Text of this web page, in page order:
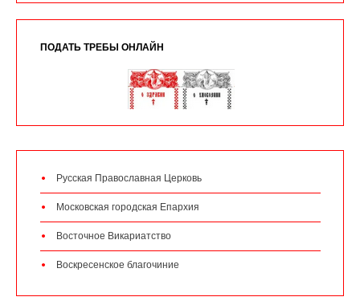
ПОДАТЬ ТРЕБЫ ОНЛАЙН
Русская Православная Церковь
Московская городская Епархия
Восточное Викариатство
Воскресенское благочиние